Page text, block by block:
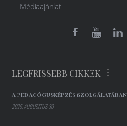
Médiaajánlat
LEGFRISSEBB CIKKEK
A PEDAGÓGUSKÉPZÉS SZOLGÁLATÁBAN
2025. AUGUSZTUS 30.